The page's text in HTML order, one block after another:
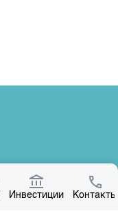
Инвестиции Контакты